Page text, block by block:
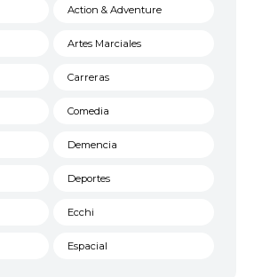
Action & Adventure
Artes Marciales
Carreras
Comedia
Demencia
Deportes
Ecchi
Espacial